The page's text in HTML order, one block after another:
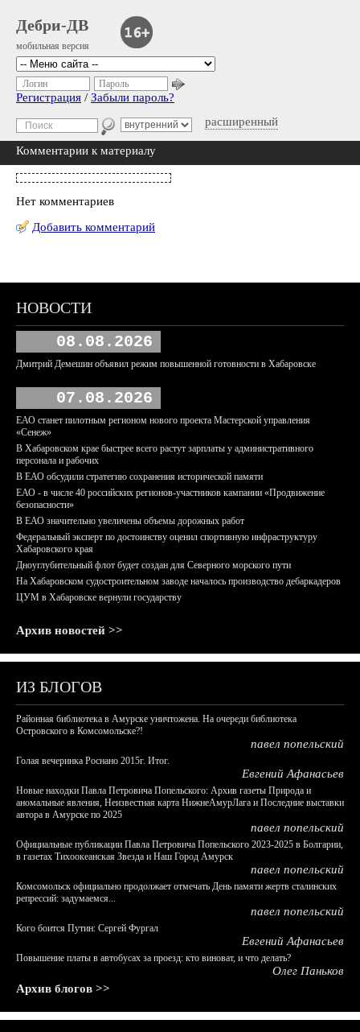
Дебри-ДВ
мобильная версия
расширенный
Логин Пароль
Регистрация / Забыли пароль?
Комментарии к материалу
Нет комментариев
Добавить комментарий
НОВОСТИ
08.08.2026
Дмитрий Демешин объявил режим повышенной готовности в Хабаровске
07.08.2026
ЕАО станет пилотным регионом нового проекта Мастерской управления
«Сенеж»
В Хабаровском крае быстрее всего растут зарплаты у административного
персонала и рабочих
В ЕАО обсудили стратегию сохранения исторической памяти
ЕАО - в числе 40 российских регионов-участников кампании «Продвижение
безопасности»
В ЕАО значительно увеличены объемы дорожных работ
Федеральный эксперт по достоинству оценил спортивную инфраструктуру
Хабаровского края
Дноуглубительный флот будет создан для Северного морского пути
На Хабаровском судостроительном заводе началось производство дебаркадеров
ЦУМ в Хабаровске вернули государству
Архив новостей >>
ИЗ БЛОГОВ
Районная библиотека в Амурске уничтожена. На очереди библиотека
Островского в Комсомольске?!
павел попельский
Голая вечеринка Роснано 2015г. Итог.
Евгений Афанасьев
Новые находки Павла Петровича Попельского: Архив газеты Природа и
аномальные явления, Неизвестная карта НижнеАмурЛага и Последние выставки
автора в Амурске по 2025
павел попельский
Официальные публикации Павла Петровича Попельского 2023-2025 в Болгарии,
в газетах Тихоокеанская Звезда и Наш Город Амурск
павел попельский
Комсомольск официально продолжает отмечать День памяти жертв сталинских
репрессий: задумаемся...
павел попельский
Кого боится Путин: Сергей Фургал
Евгений Афанасьев
Повышение платы в автобусах за проезд: кто виноват, и что делать?
Олег Паньков
Архив блогов >>